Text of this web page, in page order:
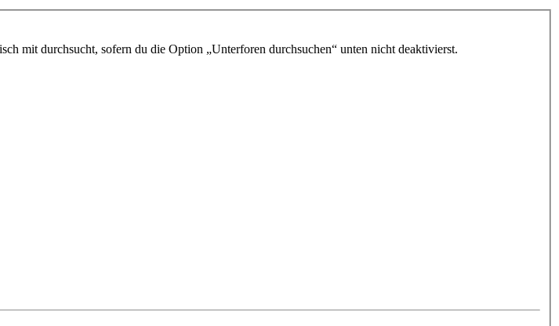
mit durchsucht, sofern du die Option „Unterforen durchsuchen“ unten nicht deaktivierst.